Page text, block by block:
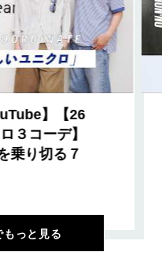
】【26
３コーデ】
乗り切る７
っと見る